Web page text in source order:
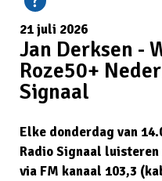
21 juli 2026
Jan Derksen -
Roze50+
Signaal
Elke donderdag van
Radio Signaal luisteren
via FM kanaal 103,3